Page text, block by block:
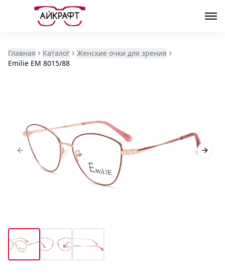
Главная Каталог
Женские очки для зрения
Emilie EM 8015/88
Previous slide Next